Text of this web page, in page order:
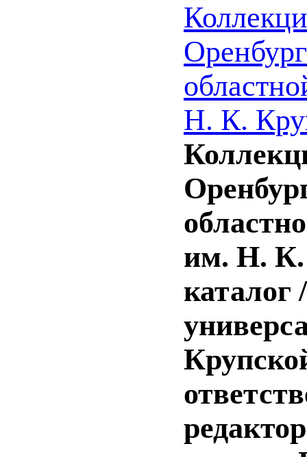
Н. К.
им. Н. К.
каталог